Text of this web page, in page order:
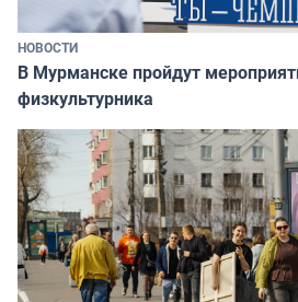
НОВОСТИ
В Мурманске пройдут
физкультурника